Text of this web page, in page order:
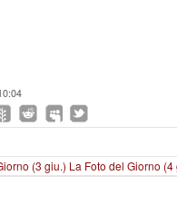
(3 giu.) La Foto del Giorno (4